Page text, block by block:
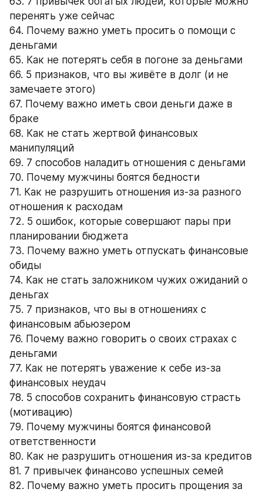
перенять уже сейчас
64. Почему важно уметь просить о помощи с
деньгами
65. Как не потерять себя в погоне за деньгами
66. 5 признаков, что вы живёте в долг (и не
замечаете этого)
67. Почему важно иметь свои деньги даже в
браке
68. Как не стать жертвой финансовых
манипуляций
69. 7 способов наладить отношения с деньгами
70. Почему мужчины боятся бедности
71. Как не разрушить отношения из-за разного
отношения к расходам
72. 5 ошибок, которые совершают пары при
планировании бюджета
73. Почему важно уметь отпускать финансовые
обиды
74. Как не стать заложником чужих ожиданий о
деньгах
75. 7 признаков, что вы в отношениях с
финансовым абьюзером
76. Почему важно говорить о своих страхах с
деньгами
77. Как не потерять уважение к себе из-за
финансовых неудач
78. 5 способов сохранить финансовую страсть
(мотивацию)
79. Почему мужчины боятся финансовой
ответственности
80. Как не разрушить отношения из-за кредитов
81. 7 привычек финансово успешных семей
82. Почему важно уметь просить прощения за